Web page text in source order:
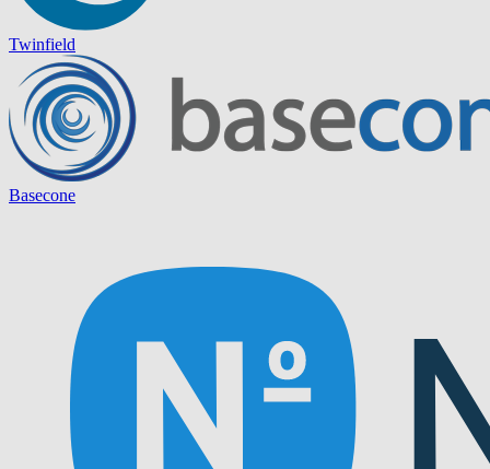
Twinfield
Basecone